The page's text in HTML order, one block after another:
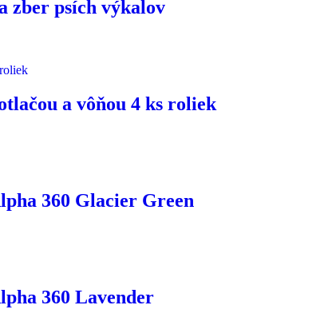
zber psích výkalov
a vôňou 4 ks roliek
360 Glacier Green
360 Lavender